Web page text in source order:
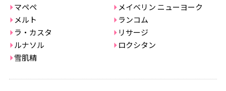
マペペ
メイベリン ニューヨーク
メルト
ランコム
ラ・カスタ
リサージ
ルナソル
ロクシタン
雪肌精